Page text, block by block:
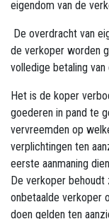
eigendom van de
De overdracht van
de verkoper worden
volledige betaling
Het is de koper
goederen in pand te
vervreemden op
verplichtingen ten
eerste aanmaning
De verkoper
onbetaalde verkoper
doen gelden ten